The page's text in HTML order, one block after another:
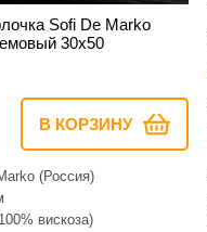
Sofi De Marko
30х50
В КОРЗИНУ
(Россия)
вискоза)